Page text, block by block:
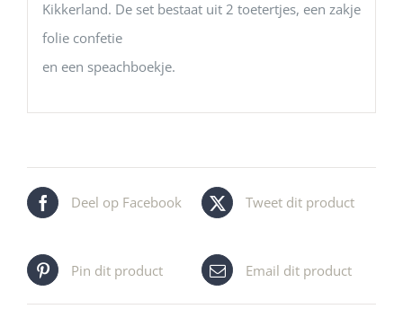
Kikkerland. De set bestaat uit 2 toetertjes, een zakje
folie confetie
en een speachboekje.
Deel op Facebook Tweet dit product
Pin dit product Email dit product